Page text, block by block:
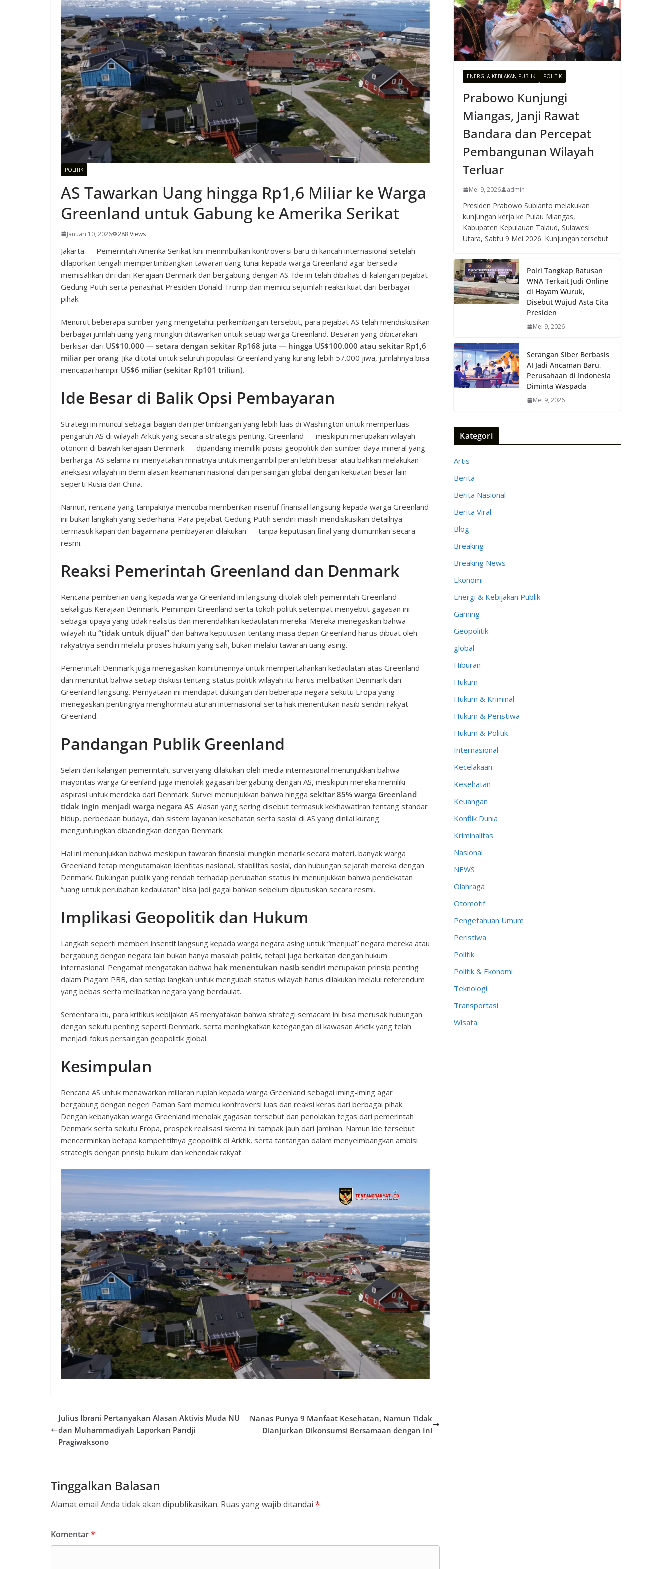
POLITIK
AS Tawarkan Uang hingga Rp1,6 Miliar ke Warga
Greenland untuk Gabung ke Amerika Serikat
Januari 10, 2026 288 Views
Jakarta — Pemerintah Amerika Serikat kini menimbulkan kontroversi baru di kancah internasional setelah
dilaporkan tengah mempertimbangkan tawaran uang tunai kepada warga Greenland agar bersedia
memisahkan diri dari Kerajaan Denmark dan bergabung dengan AS. Ide ini telah dibahas di kalangan pejabat
Gedung Putih serta penasihat Presiden Donald Trump dan memicu sejumlah reaksi kuat dari berbagai
pihak.
Menurut beberapa sumber yang mengetahui perkembangan tersebut, para pejabat AS telah mendiskusikan
berbagai jumlah uang yang mungkin ditawarkan untuk setiap warga Greenland. Besaran yang dibicarakan
berkisar dari US$10.000 — setara dengan sekitar Rp168 juta — hingga US$100.000 atau sekitar Rp1,6
miliar per orang. Jika ditotal untuk seluruh populasi Greenland yang kurang lebih 57.000 jiwa, jumlahnya bisa
mencapai hampir US$6 miliar (sekitar Rp101 triliun).
Ide Besar di Balik Opsi Pembayaran
Strategi ini muncul sebagai bagian dari pertimbangan yang lebih luas di Washington untuk memperluas
pengaruh AS di wilayah Arktik yang secara strategis penting. Greenland — meskipun merupakan wilayah
otonom di bawah kerajaan Denmark — dipandang memiliki posisi geopolitik dan sumber daya mineral yang
berharga. AS selama ini menyatakan minatnya untuk mengambil peran lebih besar atau bahkan melakukan
aneksasi wilayah ini demi alasan keamanan nasional dan persaingan global dengan kekuatan besar lain
seperti Rusia dan China.
Namun, rencana yang tampaknya mencoba memberikan insentif finansial langsung kepada warga Greenland
ini bukan langkah yang sederhana. Para pejabat Gedung Putih sendiri masih mendiskusikan detailnya —
termasuk kapan dan bagaimana pembayaran dilakukan — tanpa keputusan final yang diumumkan secara
resmi.
Reaksi Pemerintah Greenland dan Denmark
Rencana pemberian uang kepada warga Greenland ini langsung ditolak oleh pemerintah Greenland
sekaligus Kerajaan Denmark. Pemimpin Greenland serta tokoh politik setempat menyebut gagasan ini
sebagai upaya yang tidak realistis dan merendahkan kedaulatan mereka. Mereka menegaskan bahwa
wilayah itu “tidak untuk dijual” dan bahwa keputusan tentang masa depan Greenland harus dibuat oleh
rakyatnya sendiri melalui proses hukum yang sah, bukan melalui tawaran uang asing.
Pemerintah Denmark juga menegaskan komitmennya untuk mempertahankan kedaulatan atas Greenland
dan menuntut bahwa setiap diskusi tentang status politik wilayah itu harus melibatkan Denmark dan
Greenland langsung. Pernyataan ini mendapat dukungan dari beberapa negara sekutu Eropa yang
menegaskan pentingnya menghormati aturan internasional serta hak menentukan nasib sendiri rakyat
Greenland.
Pandangan Publik Greenland
Selain dari kalangan pemerintah, survei yang dilakukan oleh media internasional menunjukkan bahwa
mayoritas warga Greenland juga menolak gagasan bergabung dengan AS, meskipun mereka memiliki
aspirasi untuk merdeka dari Denmark. Survei menunjukkan bahwa hingga sekitar 85% warga Greenland
tidak ingin menjadi warga negara AS. Alasan yang sering disebut termasuk kekhawatiran tentang standar
hidup, perbedaan budaya, dan sistem layanan kesehatan serta sosial di AS yang dinilai kurang
menguntungkan dibandingkan dengan Denmark.
Hal ini menunjukkan bahwa meskipun tawaran finansial mungkin menarik secara materi, banyak warga
Greenland tetap mengutamakan identitas nasional, stabilitas sosial, dan hubungan sejarah mereka dengan
Denmark. Dukungan publik yang rendah terhadap perubahan status ini menunjukkan bahwa pendekatan
“uang untuk perubahan kedaulatan” bisa jadi gagal bahkan sebelum diputuskan secara resmi.
Implikasi Geopolitik dan Hukum
Langkah seperti memberi insentif langsung kepada warga negara asing untuk “menjual” negara mereka atau
bergabung dengan negara lain bukan hanya masalah politik, tetapi juga berkaitan dengan hukum
internasional. Pengamat mengatakan bahwa hak menentukan nasib sendiri merupakan prinsip penting
dalam Piagam PBB, dan setiap langkah untuk mengubah status wilayah harus dilakukan melalui referendum
yang bebas serta melibatkan negara yang berdaulat.
Sementara itu, para kritikus kebijakan AS menyatakan bahwa strategi semacam ini bisa merusak hubungan
dengan sekutu penting seperti Denmark, serta meningkatkan ketegangan di kawasan Arktik yang telah
menjadi fokus persaingan geopolitik global.
Kesimpulan
Rencana AS untuk menawarkan miliaran rupiah kepada warga Greenland sebagai iming-iming agar
bergabung dengan negeri Paman Sam memicu kontroversi luas dan reaksi keras dari berbagai pihak.
Dengan kebanyakan warga Greenland menolak gagasan tersebut dan penolakan tegas dari pemerintah
Denmark serta sekutu Eropa, prospek realisasi skema ini tampak jauh dari jaminan. Namun ide tersebut
mencerminkan betapa kompetitifnya geopolitik di Arktik, serta tantangan dalam menyeimbangkan ambisi
strategis dengan prinsip hukum dan kehendak rakyat.
Julius Ibrani Pertanyakan Alasan Aktivis Muda NU
dan Muhammadiyah Laporkan Pandji
Pragiwaksono
Nanas Punya 9 Manfaat Kesehatan, Namun Tidak
Dianjurkan Dikonsumsi Bersamaan dengan Ini
Tinggalkan Balasan
Alamat email Anda tidak akan dipublikasikan. Ruas yang wajib ditandai *
Komentar*
ENERGI & KEBIJAKAN PUBLIK POLITIK
Prabowo Kunjungi
Miangas, Janji Rawat
Bandara dan Percepat
Pembangunan Wilayah
Terluar
Mei 9, 2026 admin
Presiden Prabowo Subianto melakukan
kunjungan kerja ke Pulau Miangas,
Kabupaten Kepulauan Talaud, Sulawesi
Utara, Sabtu 9 Mei 2026. Kunjungan tersebut
Polri Tangkap Ratusan
WNA Terkait Judi Online
di Hayam Wuruk,
Disebut Wujud Asta Cita
Presiden
Mei 9, 2026
Serangan Siber Berbasis
AI Jadi Ancaman Baru,
Perusahaan di Indonesia
Diminta Waspada
Mei 9, 2026
Kategori
Artis
Berita
Berita Nasional
Berita Viral
Blog
Breaking
Breaking News
Ekonomi
Energi & Kebijakan Publik
Gaming
Geopolitik
global
Hiburan
Hukum
Hukum & Kriminal
Hukum & Peristiwa
Hukum & Politik
Internasional
Kecelakaan
Kesehatan
Keuangan
Konflik Dunia
Kriminalitas
Nasional
NEWS
Olahraga
Otomotif
Pengetahuan Umum
Peristiwa
Politik
Politik & Ekonomi
Teknologi
Transportasi
Wisata